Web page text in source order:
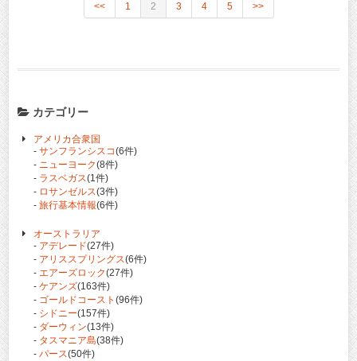
<< 1 2 3 4 5 >>
カテゴリー
アメリカ合衆国
- サンフランシスコ(6件)
- ニューヨーク(8件)
- ラスベガス(1件)
- ロサンゼルス(3件)
- 旅行基本情報(6件)
オーストラリア
- アデレード(27件)
- アリススプリングス(6件)
- エアーズロック(27件)
- ケアンズ(163件)
- ゴールドコースト (96件)
- シドニー(157件)
- ダーウィン(13件)
- タスマニア島(38件)
- パース(50件)